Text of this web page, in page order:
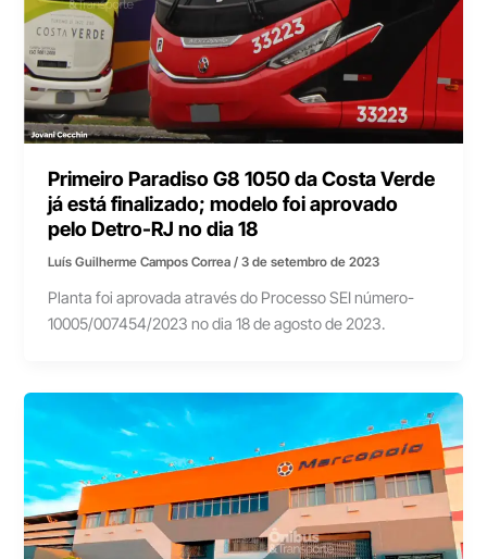
Primeiro Paradiso G8 1050 da Costa Verde
já está finalizado; modelo foi aprovado
pelo Detro-RJ no dia 18
Luís Guilherme Campos Correa/3 de setembro de 2023
Planta foi aprovada através do Processo SEI número-
10005/007454/2023 no dia 18 de agosto de 2023.